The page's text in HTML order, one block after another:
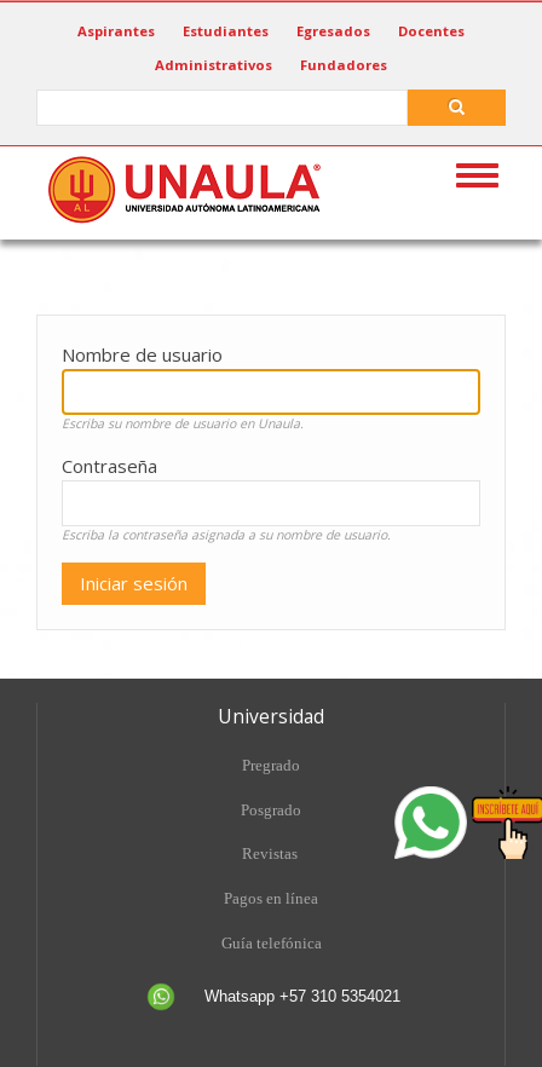
Aspirantes Estudiantes Egresados
Docentes
Administrativos
Fundadores
Toggle
Nombre de usuario
Escriba su nombre de usuario en Unaula.
Contraseña
Escriba la contraseña asignada a su nombre de usuario.
Universidad
Pregrado
Posgrado
Revistas
Pagos en línea
Guía telefónica
Whatsapp +57 310 5354021